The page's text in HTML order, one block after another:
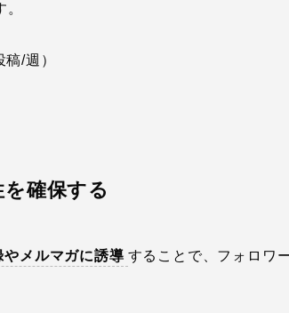
/週）
確保する
やメルマガに誘導 することで、フォロワ